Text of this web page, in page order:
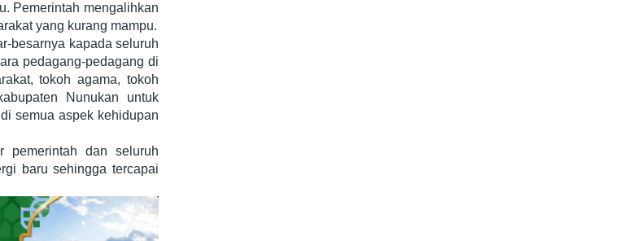
Pemerintah mengalihkan
yang kurang mampu.
besarnya kapada seluruh
pedagang-pedagang di
tokoh agama, tokoh
Nunukan untuk
semua aspek kehidupan
pemerintah dan seluruh
baru sehingga tercapai